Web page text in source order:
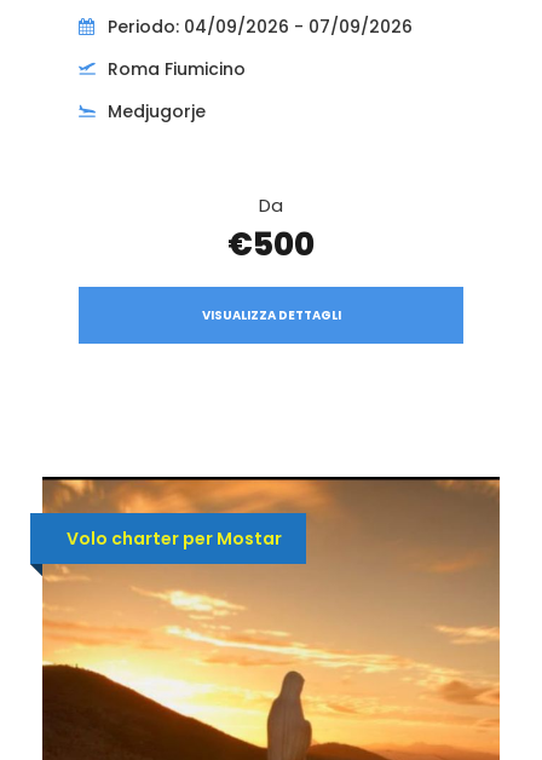
Periodo: 04/09/2026 - 07/09/2026
Roma Fiumicino
Medjugorje
Da
€500
VISUALIZZA DETTAGLI
Volo charter per Mostar